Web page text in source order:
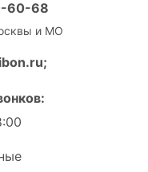
60-68
и МО